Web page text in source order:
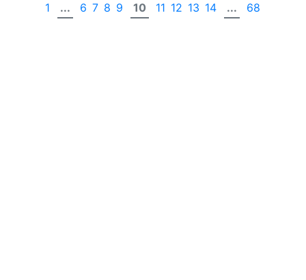
1 ... 6 7 8 9 10 11 12 13 14 ... 68